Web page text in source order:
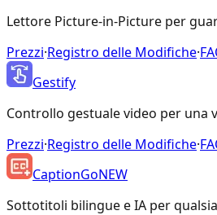
Lettore Picture-in-Picture per
Prezzi·Registro delle Modifiche·
Gestify
Controllo gestuale video per una
Prezzi·Registro delle Modifiche·
CaptionGoNEW
Sottotitoli bilingue e IA per